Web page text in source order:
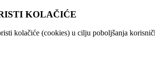
KOLAČIĆE
kolačiće (cookies) u cilju poboljšanja